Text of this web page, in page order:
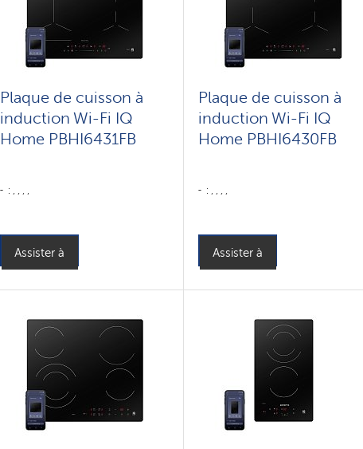
Plaque de cuisson à
induction Wi-Fi IQ
Home PBHI6431FB
: , , , ,
Assister à
Plaque de cuisson à
induction Wi-Fi IQ
Home PBHI6430FB
: , , , ,
Assister à